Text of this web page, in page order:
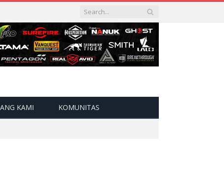
KAMI KOMUNITAS